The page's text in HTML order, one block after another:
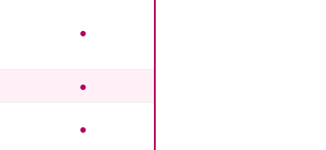
●
●
●